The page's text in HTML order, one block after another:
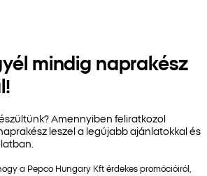
mindig naprakész
Amennyiben feliratkozol
leszel a legújabb ajánlatokkal és
a Pepco Hungary Kft érdekes promócióiról,